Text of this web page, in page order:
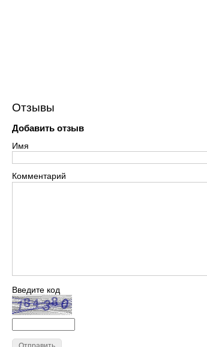
Отзывы
Добавить отзыв
Имя
Комментарий
Введите код